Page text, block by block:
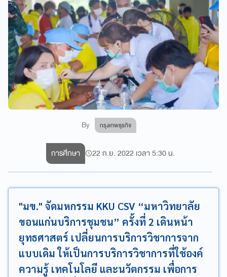
By กรุงเทพธุรกิจ
การศึกษา 22 ก.ย. 2022 เวลา 5:30 น.
"มข." จัดมหกรรม KKU CSV “มหาวิทยาลัย
ขอนแก่นบริการชุมชน” ครั้งที่ 2 เดินหน้า
ยุทธศาสตร์ เปลี่ยนการบริการวิชาการจาก
แบบเดิม ให้เป็นการบริการวิชาการที่ใช้องค์
ความรู้ เทคโนโลยี และนวัตกรรม เพื่อการ